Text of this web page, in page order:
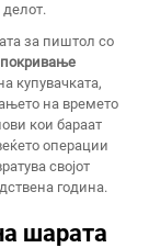
за пиштол со
купувачката,
на времето
кои бараат
операции
својот
година.
шарата